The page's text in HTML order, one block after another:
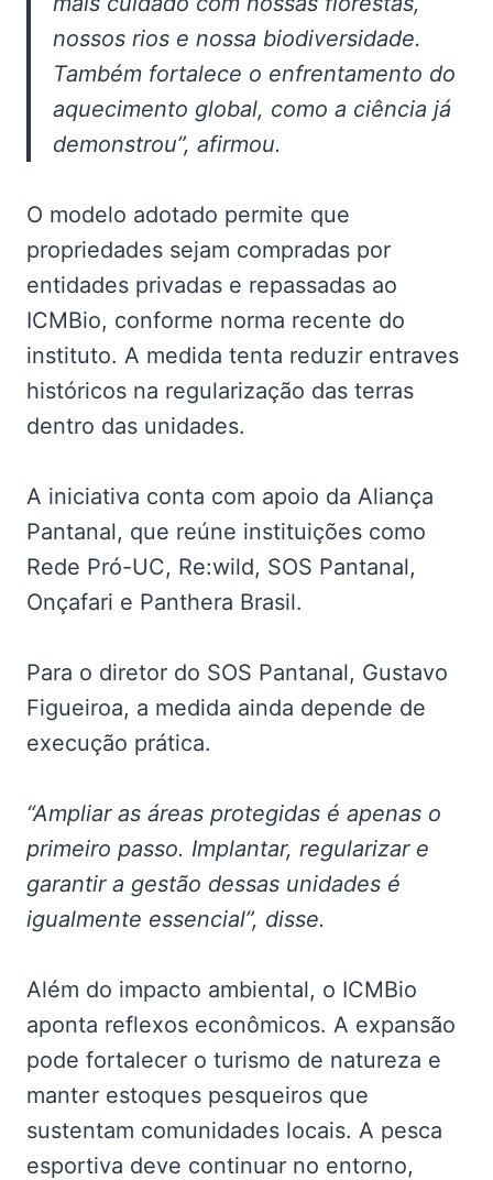
nossos rios e nossa biodiversidade.
Também fortalece o enfrentamento do
aquecimento global, como a ciência já
demonstrou”, afirmou.
O modelo adotado permite que
propriedades sejam compradas por
entidades privadas e repassadas ao
ICMBio, conforme norma recente do
instituto. A medida tenta reduzir entraves
históricos na regularização das terras
dentro das unidades.
A iniciativa conta com apoio da Aliança
Pantanal, que reúne instituições como
Rede Pró-UC, Re:wild, SOS Pantanal,
Onçafari e Panthera Brasil.
Para o diretor do SOS Pantanal, Gustavo
Figueiroa, a medida ainda depende de
execução prática.
“Ampliar as áreas protegidas é apenas o
primeiro passo. Implantar, regularizar e
garantir a gestão dessas unidades é
igualmente essencial”, disse.
Além do impacto ambiental, o ICMBio
aponta reflexos econômicos. A expansão
pode fortalecer o turismo de natureza e
manter estoques pesqueiros que
sustentam comunidades locais. A pesca
esportiva deve continuar no entorno,